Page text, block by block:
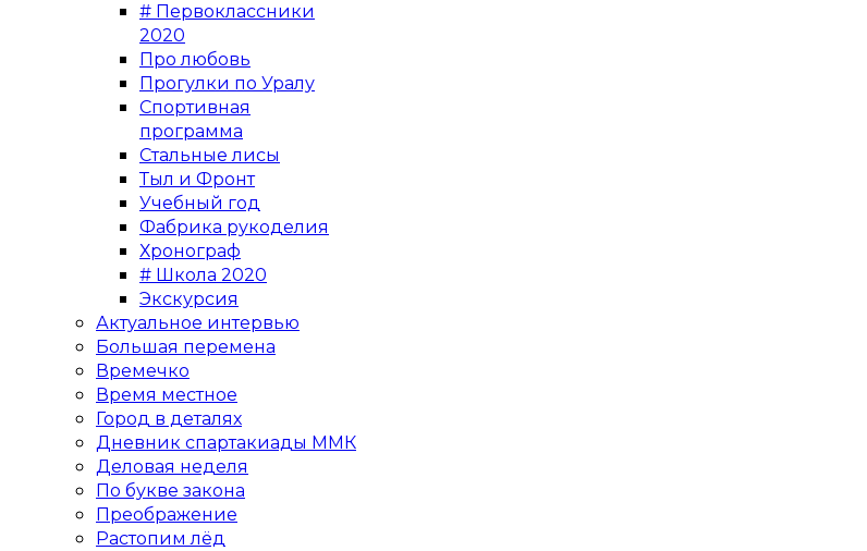
# Первоклассники
2020
Про любовь
Прогулки по Уралу
Спортивная
программа
Стальные лисы
Тыл и Фронт
Учебный год
Фабрика рукоделия
Хронограф
# Школа 2020
Экскурсия
Актуальное интервью
Большая перемена
Времечко
Время местное
Город в деталях
Дневник спартакиады ММК
Деловая неделя
По букве закона
Преображение
Растопим лёд